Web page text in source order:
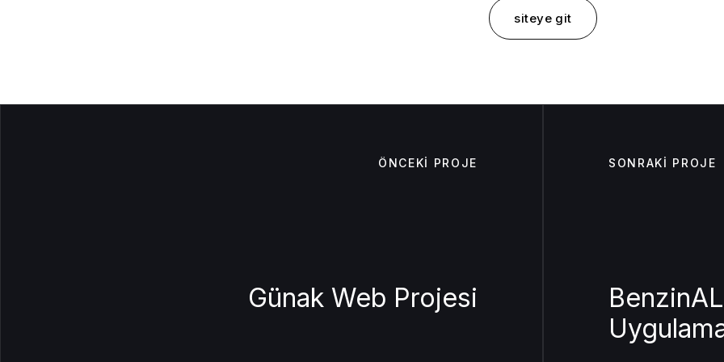
siteye git
Günak Web Projesi
ÖNCEKİ PROJE SONRAKİ PROJE